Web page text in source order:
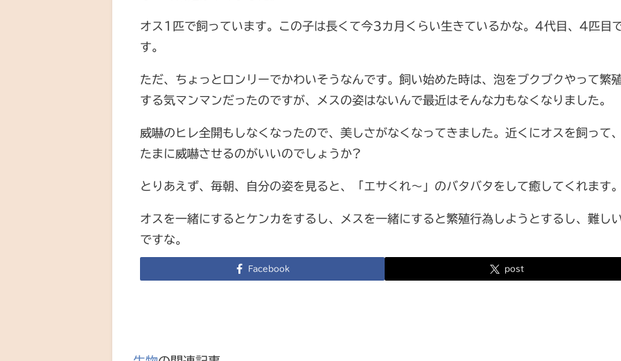
オス1匹で飼っています。この子は長くて今3カ月くらい生きているかな。4代目、4匹目
す。
ただ、ちょっとロンリーでかわいそうなんです。飼い始めた時は、泡をブクブクやって繁
する気マンマンだったのですが、メスの姿はないんで最近はそんな力もなくなりました。
威嚇のヒレ全開もしなくなったので、美しさがなくなってきました。近くにオスを飼って
たまに威嚇させるのがいいのでしょうか?
とりあえず、毎朝、自分の姿を見ると、「エサくれ～」のバタバタをして癒してくれます
オスを一緒にするとケンカをするし、メスを一緒にすると繁殖行為しようとするし、難し
ですな。
Facebook post